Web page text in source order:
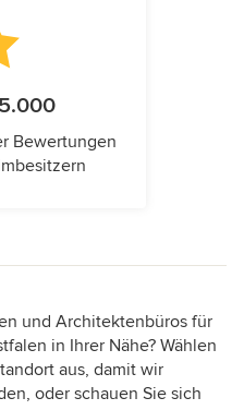
Bewertungen
und Architektenbüros für
in Ihrer Nähe? Wählen
aus, damit wir
oder schauen Sie sich